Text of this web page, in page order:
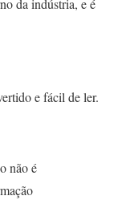
da indústria, e é
e fácil de ler.
não é